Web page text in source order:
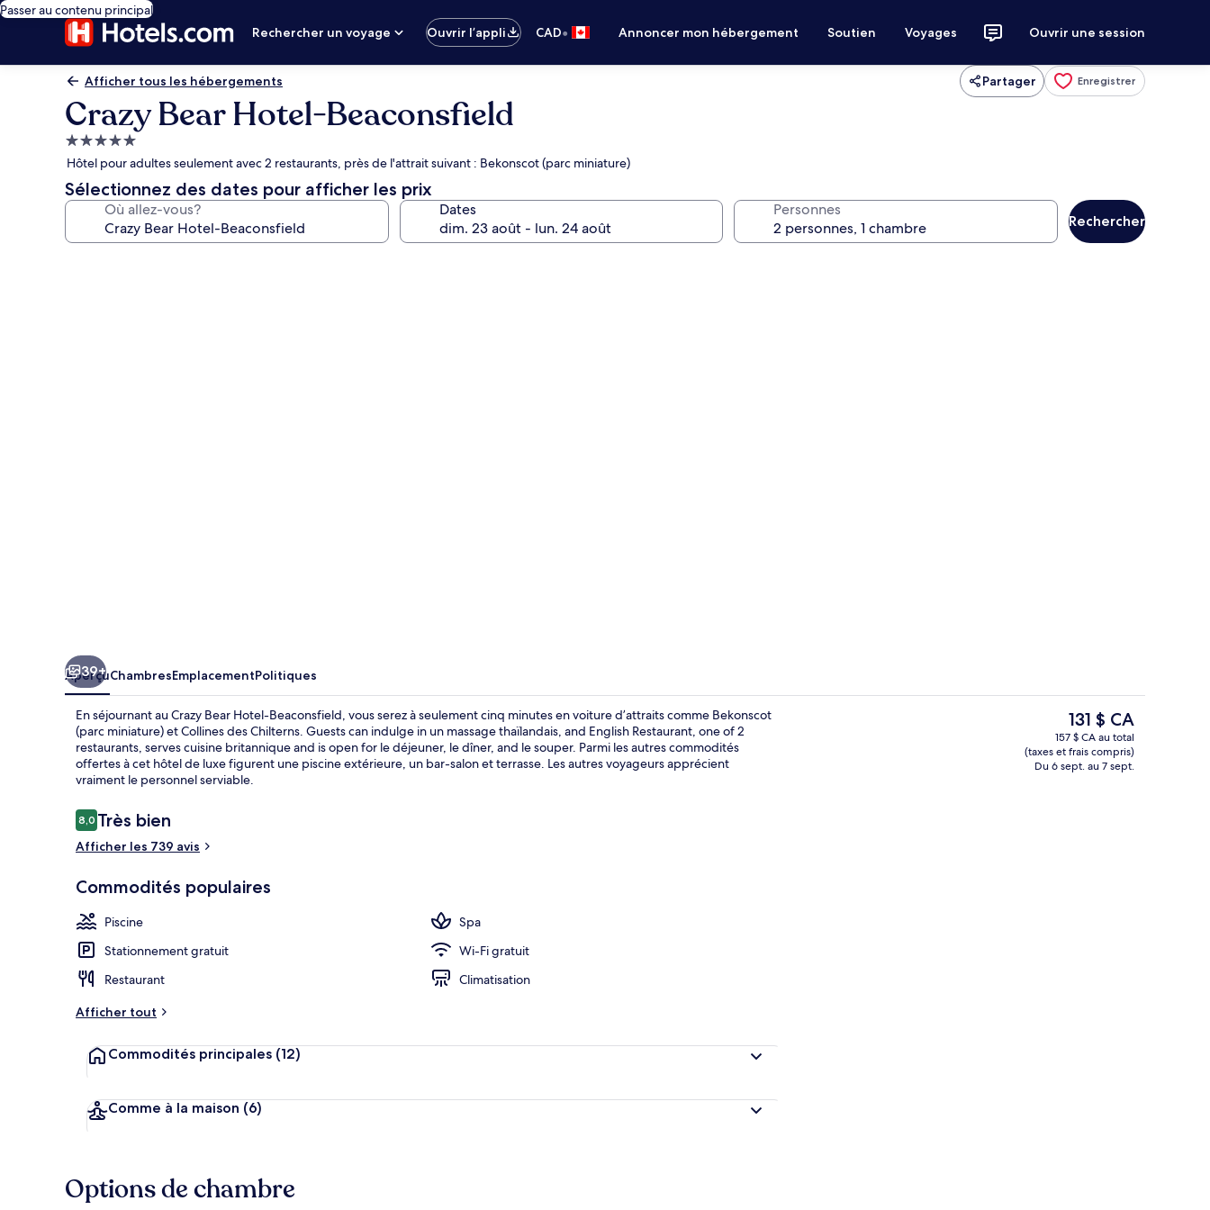
Passer au contenu principal
Rechercher un voyage
Ouvrir l’appli CAD• Annoncer mon hébergement Soutien Voyages Ouvrir une session
Afficher tous les hébergements Partager Enregistrer
Crazy Bear Hotel-Beaconsfield
Hébergement
5.0 étoiles
Hôtel pour adultes seulement avec 2 restaurants, près de l'attrait suivant : Bekonscot (parc miniature)
Sélectionnez des dates pour afficher les prix
Où allez-vous? Dates Personnes
Rechercher
Bar (sur place)
39+
AperçuChambresEmplacementPolitiques
En séjournant au Crazy Bear Hotel-Beaconsfield, vous serez à seulement cinq minutes en voiture d’attraits comme Bekonscot
(parc miniature) et Collines des Chilterns. Guests can indulge in un massage thaïlandais, and English Restaurant, one of 2
restaurants, serves cuisine britannique and is open for le déjeuner, le dîner, and le souper. Parmi les autres commodités
offertes à cet hôtel de luxe figurent une piscine extérieure, un bar-salon et terrasse. Les autres voyageurs apprécient
vraiment le personnel serviable.
Avis
8,08,0 sur 10 –
Très bien
Afficher les 739 avis
Commodités populaires
Piscine
Spa
Stationnement gratuit
Wi-Fi gratuit
Restaurant
Climatisation
Afficher tout
Commodités principales (12)
Comme à la maison (6)
Le
prix
actuel
est
131 $ CA
157 $ CA au total
(taxes et frais compris)
Du 6 sept. au 7 sept.
Options de chambre